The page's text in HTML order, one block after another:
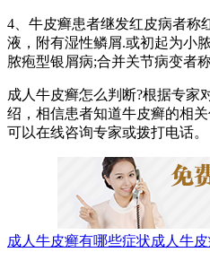
4、牛皮癣患者继发红皮病者称
液，附有湿性鳞屑.或初起为小
脓疱型银屑病;合并关节病变者
成人牛皮癣怎么判断?根据专家
绍，相信患者知道牛皮癣的相
可以在线咨询专家或拨打电话。
成人牛皮癣有哪些症状成人牛